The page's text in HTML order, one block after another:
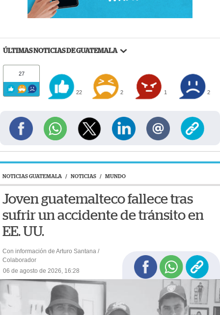
ÚLTIMAS NOTICIAS DE GUATEMALA
27
22 2 1 2
NOTICIAS GUATEMALA / NOTICIAS / MUNDO
Joven guatemalteco fallece tras
sufrir un accidente de tránsito en
EE. UU.
Con información de Arturo Santana /
Colaborador
06 de agosto de 2026, 16:28